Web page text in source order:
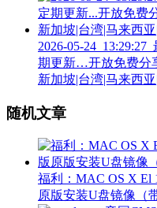
2026-05-
期更新…开放免费分
新加坡|台湾|马来西
随机文章
福利：MAC OS X El
原版安装U盘镜像（